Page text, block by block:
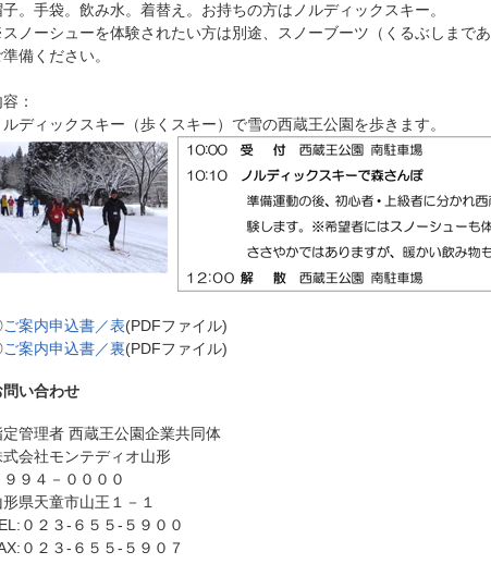
子。手袋。飲み水。着替え。お持ちの方はノルディックスキー。
ノーシューを体験されたい方は別途、スノーブーツ（くるぶしまで
備ください。
：
ルディックスキー（歩くスキー）で雪の西蔵王公園を歩きます。
ご案内申込書／表(PDFファイル)
ご案内申込書／裏(PDFファイル)
問い合わせ
定管理者 西蔵王公園企業共同体
式会社モンテディオ山形
９９４－００００
形県天童市山王１－１
０２３-６５５-５９００
０２３-６５５-５９０７